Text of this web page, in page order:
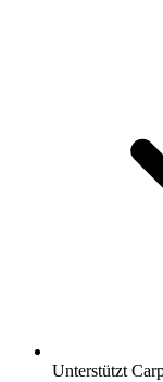
Unterstützt